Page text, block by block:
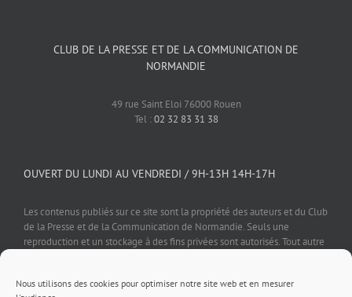
Nous utilisons des cookies pour optimiser notre site web et en mesurer
CLUB DE LA PRESSE ET DE LA COMMUNICATION DE
NORMANDIE
49 rue Saint Eloi 76000 Rouen
Tel :02 32 83 31 38
OUVERT DU LUNDI AU VENDREDI / 9H-13H 14H-17H
Les contenus publiés sur ce site sont la propriété des auteurs et du Club
de la Presse et de la Communication de Normandie. Seuls une
reproduction et un stockage à des fins privées sont autorisés. Tout autre